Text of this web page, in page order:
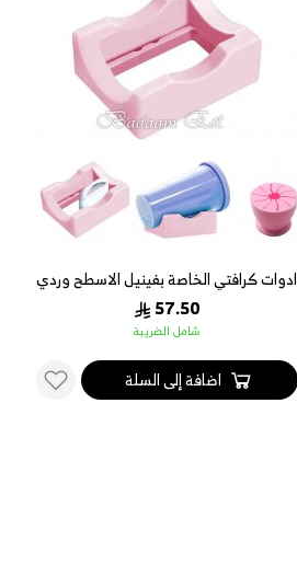
ادوات كرافتي الخاصة بفينيل الاسطح وردي
57.50
شامل الضريبة
اضافة إلى السلة